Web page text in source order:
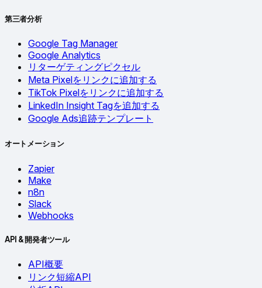
第三者分析
Google Tag Manager
Google Analytics
リターゲティングピクセル
Meta Pixelをリンクに追加する
TikTok Pixelをリンクに追加する
LinkedIn Insight Tagを追加する
Google Ads追跡テンプレート
オートメーション
Zapier
Make
n8n
Slack
Webhooks
API & 開発者ツール
API概要
リンク短縮API